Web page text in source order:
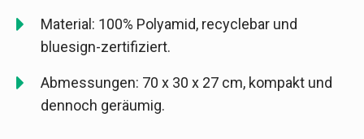
Material: 100% Polyamid, recyclebar und
bluesign-zertifiziert.
Abmessungen: 70 x 30 x 27 cm, kompakt und
dennoch geräumig.